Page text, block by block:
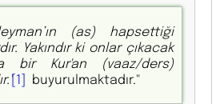
(as) hapsettiği
Yakındır ki onlar çıkacak
bir Kur'an (vaaz/ders)
[1] buyurulmaktadır."